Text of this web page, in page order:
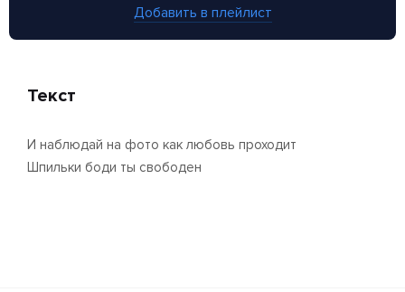
Добавить в плейлист
Текст
И наблюдай на фото как любовь проходит
Шпильки боди ты свободен